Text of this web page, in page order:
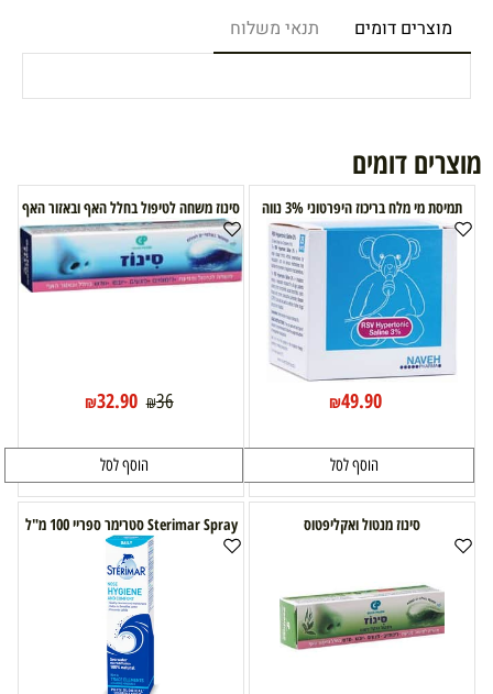
מוצרים דומים תנאי משלוח
מוצרים דומים
תמיסת מי מלח בריכוז היפרטוני 3% נווה
₪49.90
הוסף לסל
סינוז משחה לטיפול בחלל האף ובאזור האף
₪36
₪32.90
הוסף לסל
סינוז מנטול ואקליפטוס Sterimar Spray סטרימר ספריי 100 מ"ל